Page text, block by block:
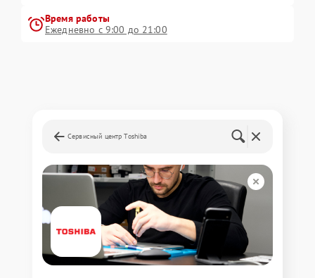
Время работы
Ежедневно с 9:00 до 21:00
Сервисный центр Toshiba